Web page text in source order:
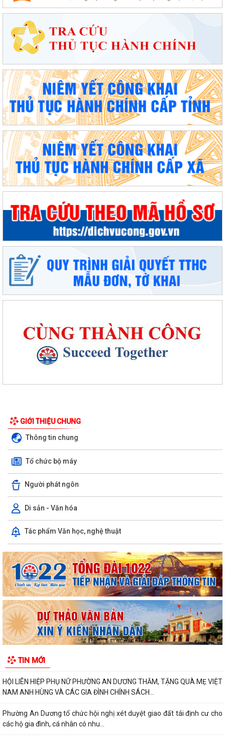
GIỚI THIỆU CHUNG
Thông tin chung
Tổ chức bộ máy
Người phát ngôn
Di sản - Văn hóa
Tác phẩm Văn học, nghệ thuật
TIN MỚI
Phường An Dương tổ chức bồi dưỡng, tập huấn lý luận chính trị hè
PHƯỜNG AN DƯƠNG KHÁNH THÀNH NHÀ ĐẠI ĐOÀN KẾT TẠI TỔ DÂN
PHỐ NAM HÀ
ỦY BAN MTTQ VIỆT NAM PHƯỜNG AN DƯƠNG TỔ CHỨC HỘI NGHỊ LẦN
THỨ 4, NHIỆM KỲ 2025 – 2030
Đoàn lãnh đạo phường An Dương thăm, tặng quà người có công và gia
đình chính sách nhân kỷ niệm 79...
CHỨC HỘI NGHỊ GIAO BAN CÔNG TÁC MẶT TRẬN ĐÁNH...
THÔNG BÁO VỀ VIỆC KÊ KHAI, ĐỐI CHIẾU CƠ SỞ DỮ LIỆU ĐẤT ĐAI
TRÊN ĐỊA BÀN PHƯỜNG AN DƯƠNG
THÔNG BÁO CÔNG KHAI ĐƯỜNG DÂY NÓNG TIẾP NHẬN PHẢN ÁNH, TỐ
GIÁC HÀNH VI KINH DOANH HÀNG GIẢ, HÀNG...
PHƯỜNG AN DƯƠNG THÔNG BÁO CÔNG KHAI SỐ ĐIỆN THOẠI ĐƯỜNG
DÂY NÓNG VÀ TRANG FACEBOOK TIẾP NHẬN THÔNG...
VIỆC GIAO ĐẤT Ở TÁI ĐỊNH CƯ
HỘI LIÊN HIỆP PHỤ NỮ PHƯỜNG AN DƯƠNG THĂM, TẶNG QUÀ MẸ VIỆT
NAM ANH HÙNG VÀ CÁC GIA ĐÌNH CHÍNH SÁCH...
Phường An Dương tổ chức hội nghị xét duyệt giao đất tái định cư cho
các hộ gia đình, cá nhân có nhu...